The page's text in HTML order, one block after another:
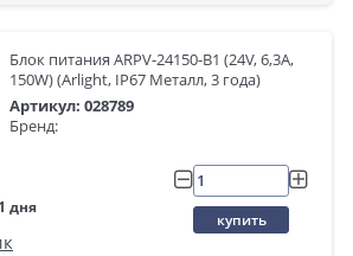
Блок питания ARPV-24150-B1 (24V, 6,3A,
150W) (Arlight, IP67 Металл, 3 года)
Артикул: 028789
Бренд:
дня
купить